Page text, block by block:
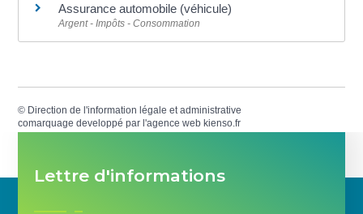
Assurance automobile (véhicule)
Argent - Impôts - Consommation
© Direction de l'information légale et administrative
comarquage developpé par l'agence web kienso.fr
Lettre d'informations